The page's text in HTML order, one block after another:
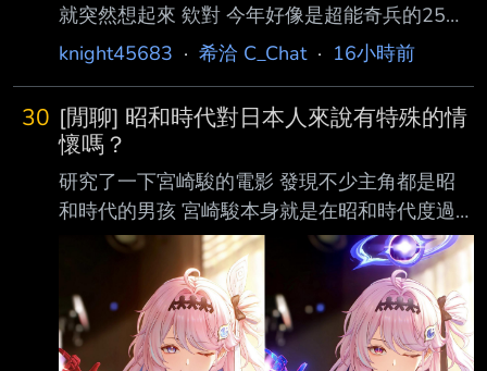
就突然想起來 欸對 今年好像是超能奇兵的25周
年 坦白講我對劇情已經忘的差不多了 但最後兩
開始的能力一步步疊加上去 然後來個命中注定
應當如此的一架 總之時隔許久 真的就剩OP跟結
尾有印象了 各位怎麼看呢 --
knight45683 · 希洽 C_Chat· 16小時前
30 [閒聊] 昭和時代對日本人來說有特殊的情
懷嗎？
研究了一下宮崎駿的電影 發現不少主角都是昭
和時代的男孩 宮崎駿本身就是在昭和時代度過
大半人生啦 好奇昭和時代對與現在的日本人還
有特殊情懷嗎？ 二戰到經濟輝煌期到泡沫都經
歷過 都幾 -- https://i.imgur.com/bPQxLsS.jpeg
--